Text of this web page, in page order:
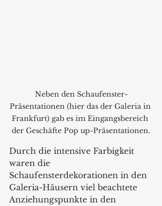
Neben den Schaufenster-
Präsentationen (hier das der Galeria in
Frankfurt) gab es im Eingangsbereich
der Geschäfte Pop up-Präsentationen.
Durch die intensive Farbigkeit
waren die
Schaufensterdekorationen in den
Galeria-Häusern viel beachtete
Anziehungspunkte in den